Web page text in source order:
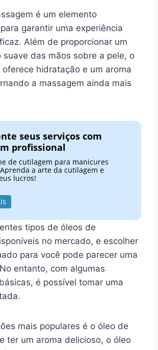
é um elemento
garantir uma experiência
Além de proporcionar um
suave das mãos sobre a pele, o
hidratação e um aroma
a massagem ainda mais
seus serviços com
profissional
de cutilagem para manicures
a arte da cutilagem e
lucros!
tipos de óleos de
no mercado, e escolher
para você pode parecer uma
entanto, com algumas
é possível tomar uma
mais populares é o óleo de
ter um aroma delicioso, o óleo